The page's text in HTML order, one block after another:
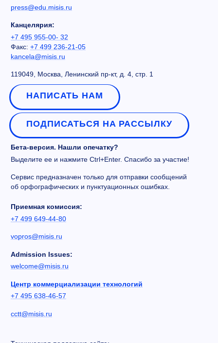
press@edu.misis.ru
Канцелярия:
+7 495 955-00- 32
Факс: +7 499 236-21-05
kancela@misis.ru
119049, Москва, Ленинский пр-кт, д. 4, стр. 1
НАПИСАТЬ НАМ
ПОДПИСАТЬСЯ НА РАССЫЛКУ
Бета-версия. Нашли опечатку?
Выделите ее и нажмите Ctrl+Enter. Спасибо за участие!
Сервис предназначен только для отправки сообщений
об орфографических и пунктуационных ошибках.
Приемная комиссия:
+7 499 649-44-80
vopros@misis.ru
Admission Issues:
welcome@misis.ru
Центр коммерциализации технологий
+7 495 638-46-57
cctt@misis.ru